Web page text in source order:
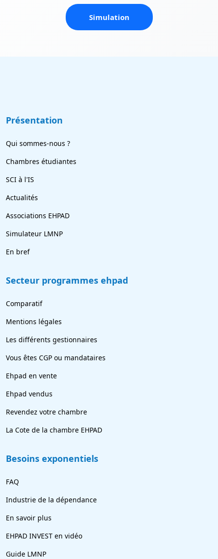
Simulation
Présentation
Qui sommes-nous ?
Chambres étudiantes
SCI à l'IS
Actualités
Associations EHPAD
Simulateur LMNP
En bref
Secteur programmes ehpad
Comparatif
Mentions légales
Les différents gestionnaires
Vous êtes CGP ou mandataires
Ehpad en vente
Ehpad vendus
Revendez votre chambre
La Cote de la chambre EHPAD
Besoins exponentiels
FAQ
Industrie de la dépendance
En savoir plus
EHPAD INVEST en vidéo
Guide LMNP